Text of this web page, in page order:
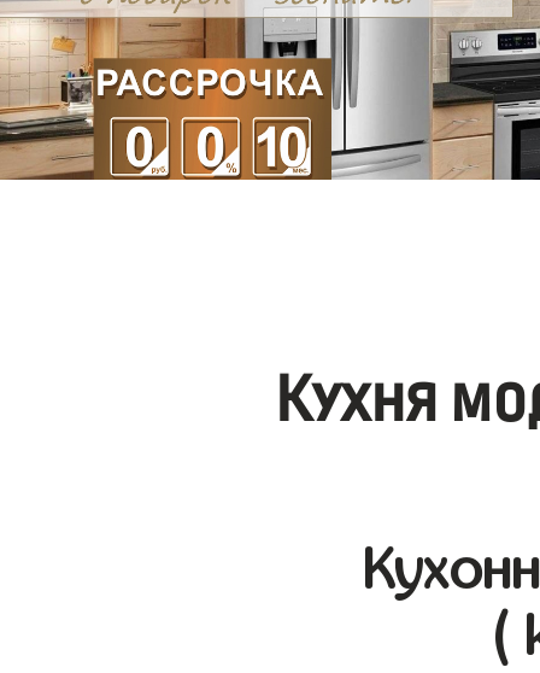
Кухня
(